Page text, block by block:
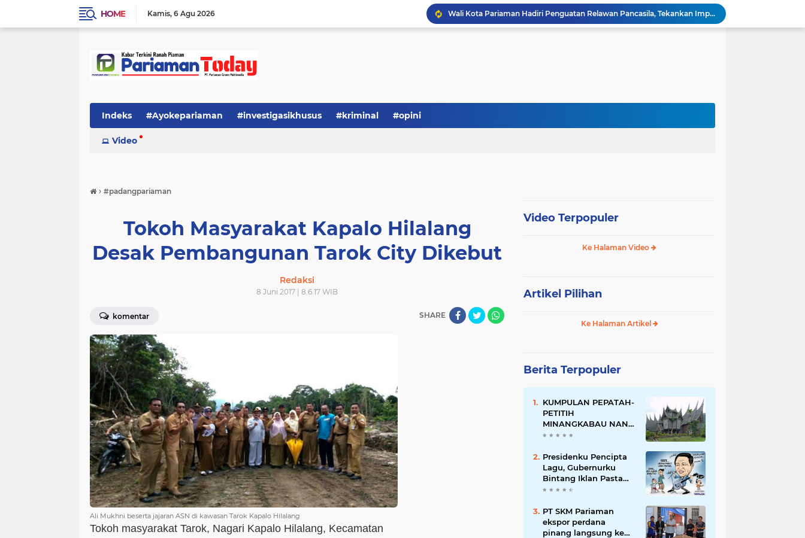
HOME Kamis 6 Agu 2026
Wali Kota Pariaman Hadiri Penguatan Relawan Pancasila, Tekankan Implementasi Nilai Pancasila dalam Pelayanan Publik
Wali Kota Pariaman Bagikan Bibit Ikan Koi kepada Siswa SD untuk Edukasi Perikanan
Pengurus PWI Pariaman 2026–2029 Dilantik, Pemkot Tekankan Sinergi dan Profesionalisme Pers
Indeks #Ayokepariaman #investigasikhusus #kriminal #opini
Video
› #padangpariaman
Tokoh Masyarakat Kapalo Hilalang
Desak Pembangunan Tarok City Dikebut
Redaksi
8 Juni 2017 | 8.6.17 WIB
komentar SHARE
Ali Mukhni beserta jajaran ASN di kawasan Tarok Kapalo Hilalang
Tokoh masyarakat Tarok, Nagari Kapalo Hilalang, Kecamatan
Video Terpopuler
Ke Halaman Video
Artikel Pilihan
Ke Halaman Artikel
Berita Terpopuler
KUMPULAN PEPATAH-
PETITIH
MINANGKABAU NAN
ELOK
Presidenku Pencipta
Lagu, Gubernurku
Bintang Iklan Pasta
Gigi
PT SKM Pariaman
ekspor perdana
pinang langsung ke